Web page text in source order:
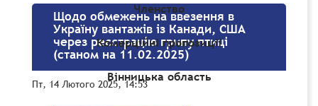
Членство
Комерційні пропозиції
Вінницька область
Щодо обмежень на ввезення в
Україну вантажів із Канади, США
через реєстрацію грипу птиці
(станом на 11.02.2025)
Пт, 14 Лютого 2025, 14:53